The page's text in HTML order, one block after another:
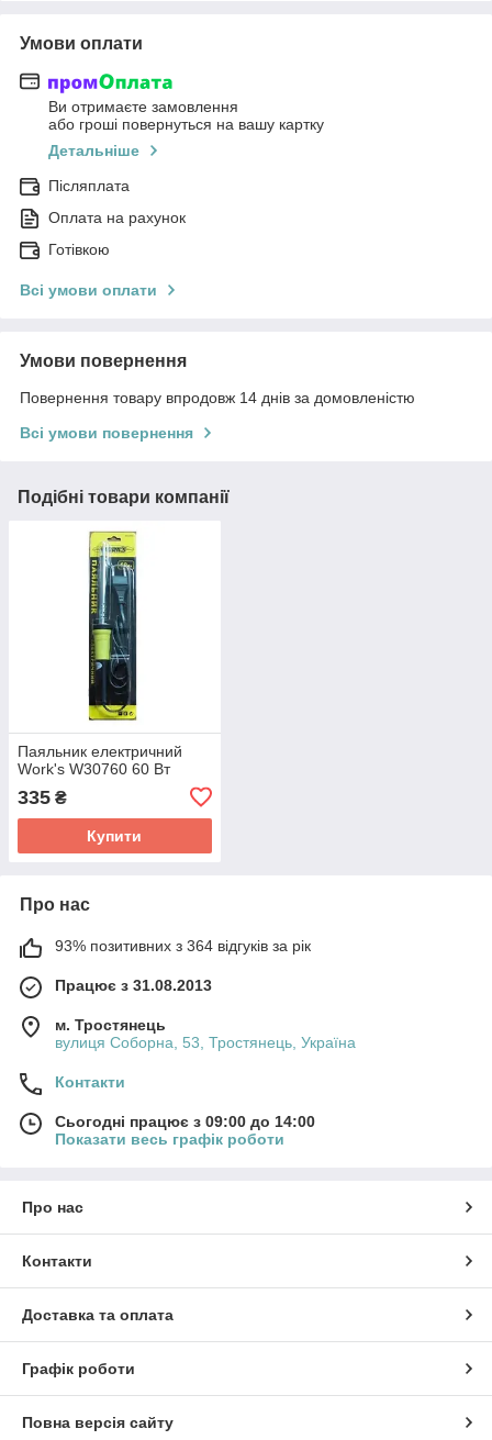
Умови оплати
Ви отримаєте замовлення
або гроші повернуться на вашу картку
Детальніше
Післяплата
Оплата на рахунок
Готівкою
Всі умови оплати
Умови повернення
Повернення товару впродовж 14 днів за домовленістю
Всі умови повернення
Подібні товари компанії
Паяльник електричний
Work's W30760 60 Вт
335 ₴
Купити
Про нас
93% позитивних з 364 відгуків за рік
Працює з 31.08.2013
м. Тростянець
вулиця Соборна, 53, Тростянець, Україна
Контакти
Сьогодні працює з 09:00 до 14:00
Показати весь графік роботи
Про нас
Контакти
Доставка та оплата
Графік роботи
Повна версія сайту